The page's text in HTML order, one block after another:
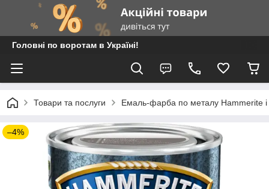
Головні по воротам в Україні!
Товари та послуги Емаль-фарба по металу Hammerite і
–4%